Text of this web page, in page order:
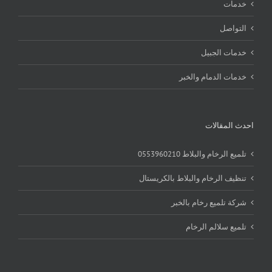
خدمات
التواصل
خدمات الجبيل
خدمات الدمام والخبر
احدث المقالات
تلميع الرخام والبلاط 0553960210
تنظيف الرخام والبلاط بالكريستال
شركة تلميع رخام بالخبر
تلميع سلالم الرخام